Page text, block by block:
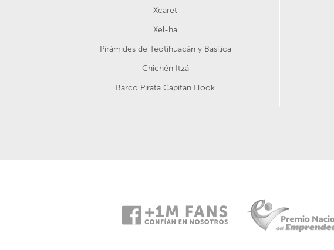
Xcaret
Xel-ha
Pirámides de Teotihuacán y Basílica
Chichén Itzá
Barco Pirata Capitan Hook